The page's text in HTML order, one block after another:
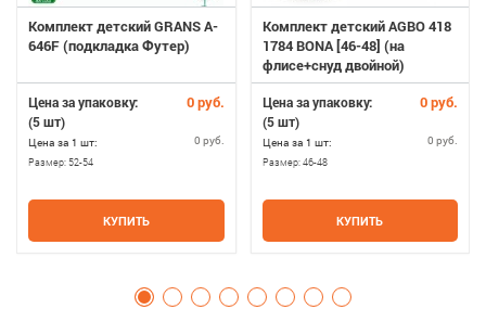
Комплект детский GRANS A-
646F (подкладка Футер)
Цена за упаковку: 0 руб.
(5 шт)
Цена за 1 шт: 0 руб.
Размер:52-54
КУПИТЬ
Комплект детский AGBO 418
1784 BONA [46-48] (на
флисе+снуд двойной)
Цена за упаковку: 0 руб.
(5 шт)
Цена за 1 шт: 0 руб.
Размер: 46-48
КУПИТЬ